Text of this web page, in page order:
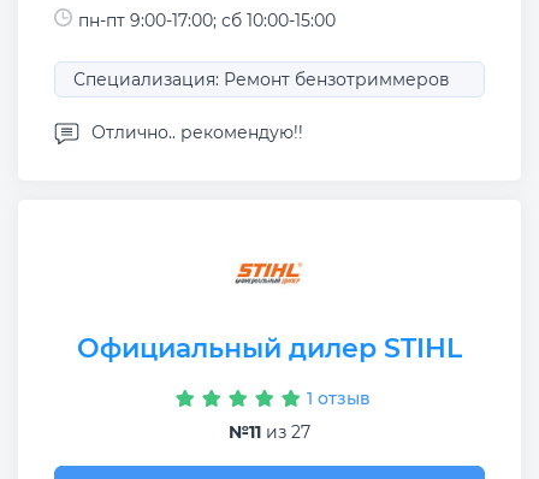
пн-пт 9:00-17:00; сб 10:00-15:00
Специализация: Ремонт бензотриммеров
Отлично.. рекомендую!!
Официальный дилер STIHL
1 отзыв
№11 из 27